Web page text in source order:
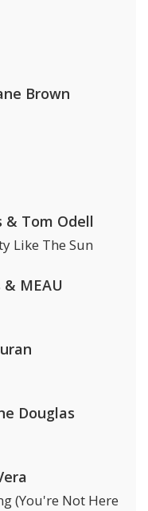
Brown
& Tom Odell
Like The Sun
MEAU
Douglas
(You're Not Here